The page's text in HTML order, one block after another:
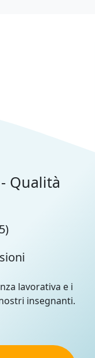
Qualità
lavorativa e i
insegnanti.